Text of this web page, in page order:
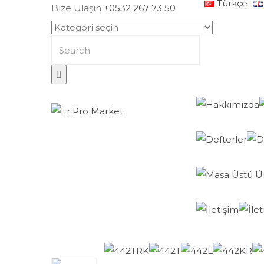
Bize Ulaşın +0532 267 73 50 Türkçe